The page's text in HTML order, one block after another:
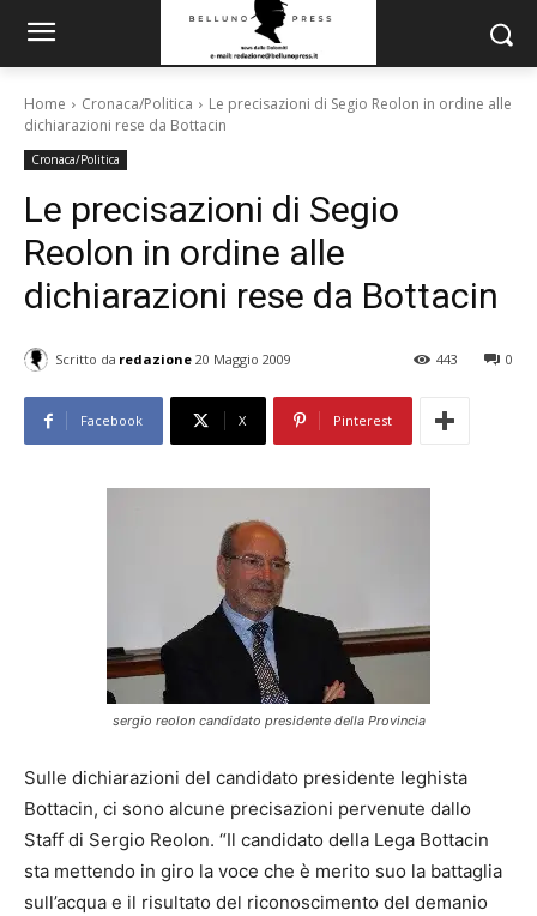
Home Cronaca/Politica
Le precisazioni di Segio Reolon in ordine alle
dichiarazioni rese da Bottacin
Cronaca/Politica
Le precisazioni di Segio
Reolon in ordine alle
dichiarazioni rese da Bottacin
Scritto da redazione 20 Maggio 2009 0
443
Facebook X Pinterest
sergio reolon candidato presidente della Provincia
Sulle dichiarazioni del candidato presidente leghista
Bottacin, ci sono alcune precisazioni pervenute dallo
Staff di Sergio Reolon. “Il candidato della Lega Bottacin
sta mettendo in giro la voce che è merito suo la battaglia
sull’acqua e il risultato del riconoscimento del demanio